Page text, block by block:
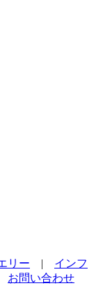
リー | インフ
お問い合わせ